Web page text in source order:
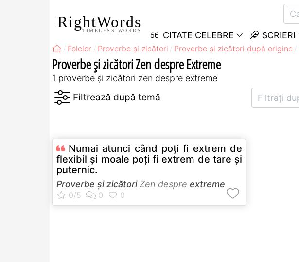
RightWords
TIMELESS WORDS CITATE CELEBRE SCRIERI
Folclor Proverbe și zicători Proverbe și zicători după origine
Proverbe și zicători Zen despre Extreme
1 proverbe și zicători zen despre extreme
Numai atunci când poţi fi extrem de
flexibil şi moale poţi fi extrem de tare şi
puternic.
Proverbe și zicătoriZen despre extreme